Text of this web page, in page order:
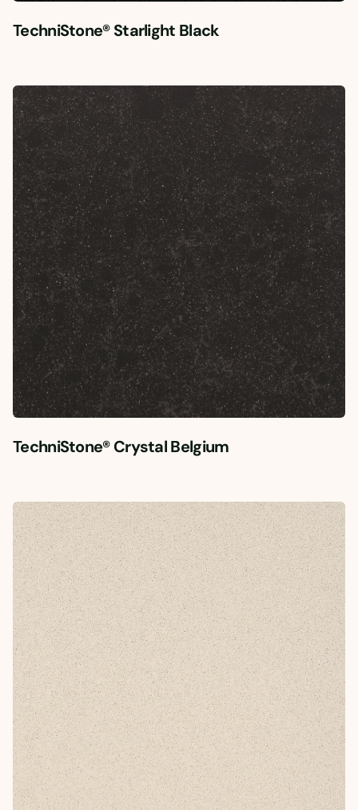
TechniStone® Starlight Black
TechniStone® Crystal Belgium